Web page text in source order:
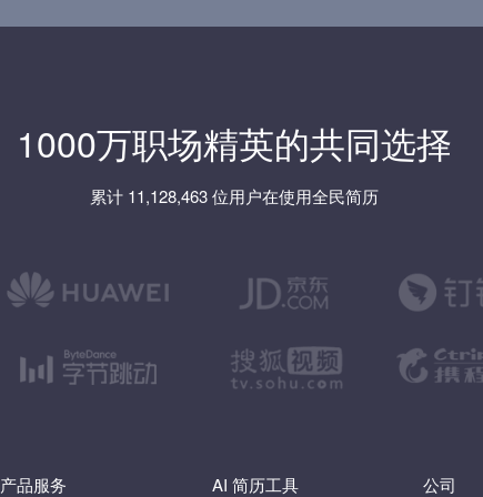
1000万职场精英的共同选择
累计 11,128,463 位用户在使用全民简历
产品服务 AI 简历工具 公司